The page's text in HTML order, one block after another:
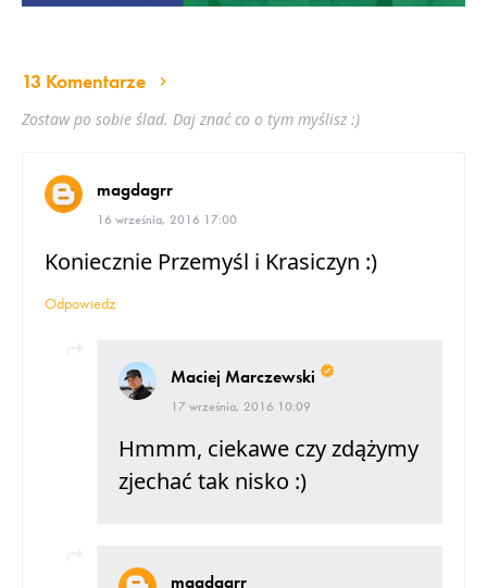
13 Komentarze
Zostaw po sobie ślad. Daj znać co o tym myślisz :)
magdagrr
16 września, 2016 17:00
Koniecznie Przemyśl i Krasiczyn :)
Odpowiedz
Maciej Marczewski
17 września, 2016 10:09
Hmmm, ciekawe czy zdążymy
zjechać tak nisko :)
magdagrr